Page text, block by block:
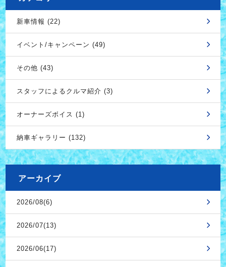
新車情報 (22)
イベント/キャンペーン (49)
その他 (43)
スタッフによるクルマ紹介 (3)
オーナーズボイス (1)
納車ギャラリー (132)
アーカイブ
2026/08(6)
2026/07(13)
2026/06(17)